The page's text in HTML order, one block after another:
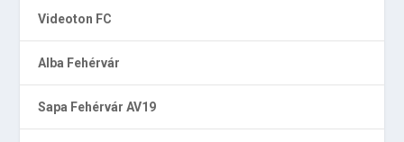
Videoton FC
Alba Fehérvár
Sapa Fehérvár AV19